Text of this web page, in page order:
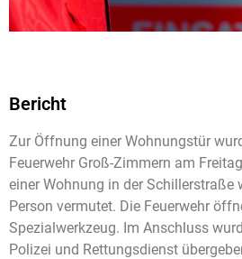
Bericht
Zur Öffnung einer Wohnungstür
Feuerwehr Groß-Zimmern am
einer Wohnung in der Schillerstraße
Person vermutet. Die Feuerwehr
Spezialwerkzeug. Im Anschluss
Polizei und Rettungsdienst